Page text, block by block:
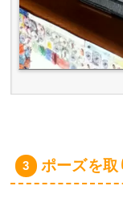
ポーズを取